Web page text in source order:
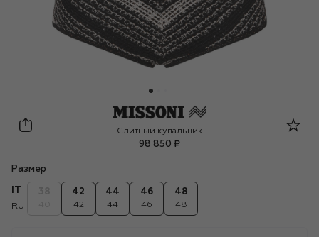
Missoni
Слитный купальник
98 850 ₽
Размер
RU
42
42
44
44
46
46
48
48